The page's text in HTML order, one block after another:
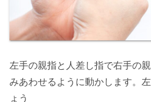
左手の親指と人差し指で右手の
みあわせるように動かします。
ょう